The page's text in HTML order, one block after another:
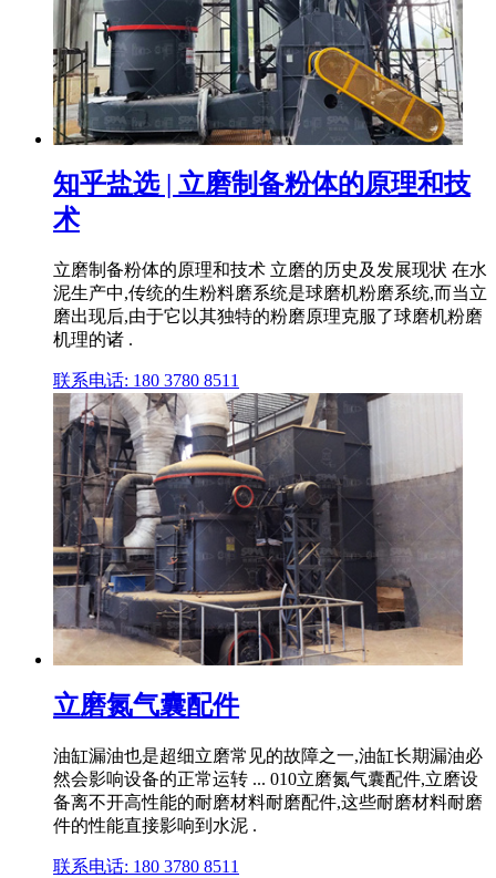
知乎盐选 | 立磨制备粉体的原理和技
术
立磨制备粉体的原理和技术 立磨的历史及发展现状 在水
泥生产中,传统的生粉料磨系统是球磨机粉磨系统,而当立
磨出现后,由于它以其独特的粉磨原理克服了球磨机粉磨
机理的诸 .
联系电话: 180 3780 8511
立磨氮气囊配件
油缸漏油也是超细立磨常见的故障之一,油缸长期漏油必
然会影响设备的正常运转 ... 010立磨氮气囊配件,立磨设
备离不开高性能的耐磨材料耐磨配件,这些耐磨材料耐磨
件的性能直接影响到水泥 .
联系电话: 180 3780 8511